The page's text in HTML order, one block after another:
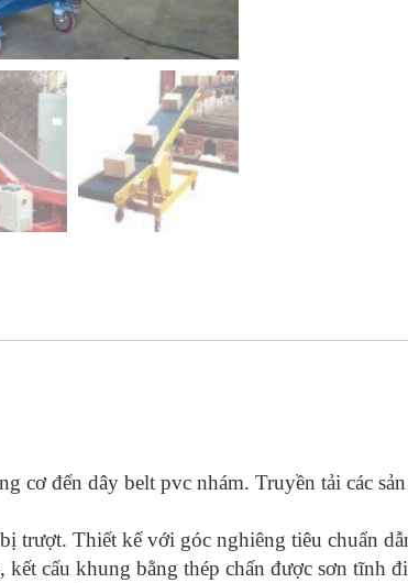
cơ đến dây belt pvc nhám. Truyền tải các
trượt. Thiết kế với góc nghiêng tiêu chuẩn
cấu khung bằng thép chấn được sơn tĩnh